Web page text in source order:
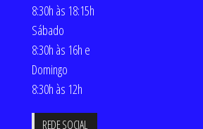
8:30h às 18:15h
Sábado
8:30h às 16h e
Domingo
8:30h às 12h
REDE SOCIAL